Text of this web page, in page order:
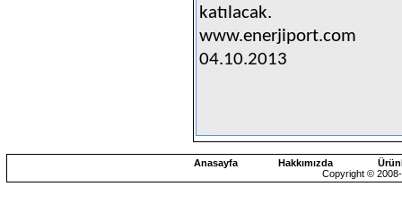
katılacak.
www.enerjiport.com
04.10.2013
Anasayfa Hakkımızda
Copyright ©